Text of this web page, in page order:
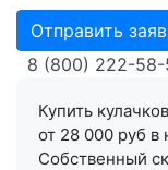
Отправить
8 (800) 222-58-
Купить
от 28 000 руб в
Собственный